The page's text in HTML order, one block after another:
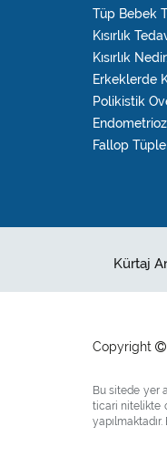
Tüp Bebek
Kısırlık
Kısırlık
Erkeklerde
Polikistik
Fallop
Kürtaj
Copyright
Bu sitede yer
ticari nitelikte